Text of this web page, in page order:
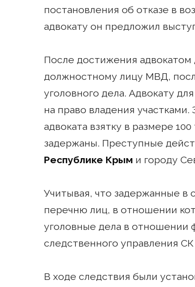
постановления об отказе в
адвокату он предложил
После достижения
должностному лицу МВД,
уголовного дела. Адвокату
на право владения
адвоката взятку в размере
задержаны. Преступные
Республике Крым и городу
Учитывая, что задержанные в
перечню лиц, в отношении
уголовные дела в отношении
следственного управления
В ходе следствия были